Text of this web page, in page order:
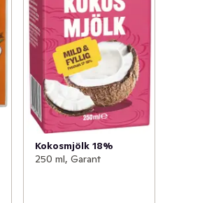
Kokosmjölk 18%
250 ml, Garant